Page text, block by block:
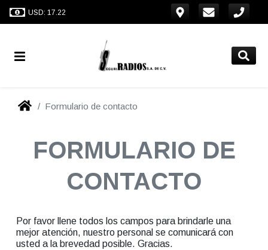
USD: 17.22
Formulario de contacto
FORMULARIO DE
CONTACTO
Por favor llene todos los campos para brindarle una
mejor atención, nuestro personal se comunicará con
usted a la brevedad posible. Gracias.